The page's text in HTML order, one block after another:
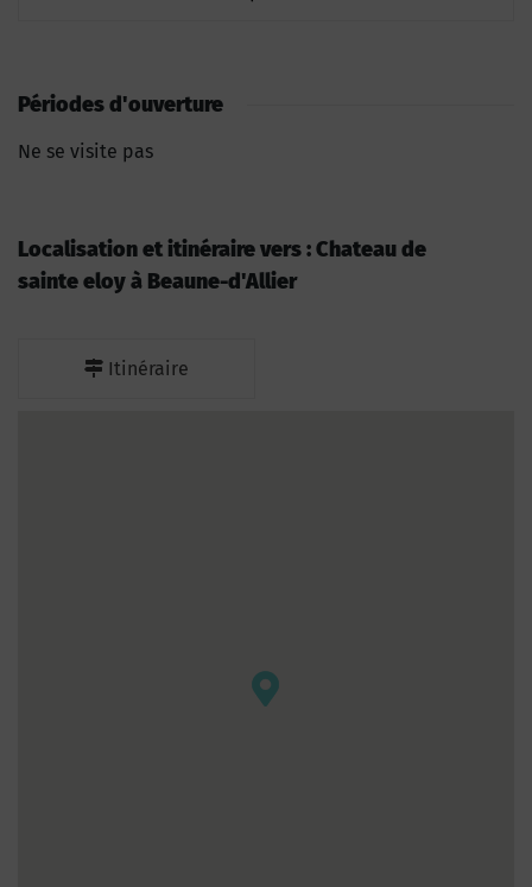
Périodes d'ouverture
Ne se visite pas
Localisation et itinéraire vers : Chateau de
sainte eloy à Beaune-d'Allier
Itinéraire